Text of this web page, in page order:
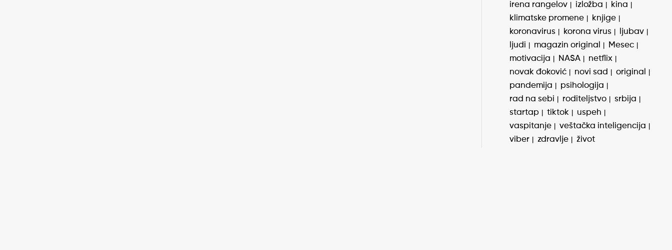
irena rangelov
izložba
kina
klimatske promene
knjige
koronavirus
korona virus
ljubav
ljudi
magazin original
Mesec
motivacija
NASA
netflix
novak đoković
novi sad
original
pandemija
psihologija
rad na sebi
roditeljstvo
srbija
startap
tiktok
uspeh
vaspitanje
veštačka inteligencija
viber
zdravlje život